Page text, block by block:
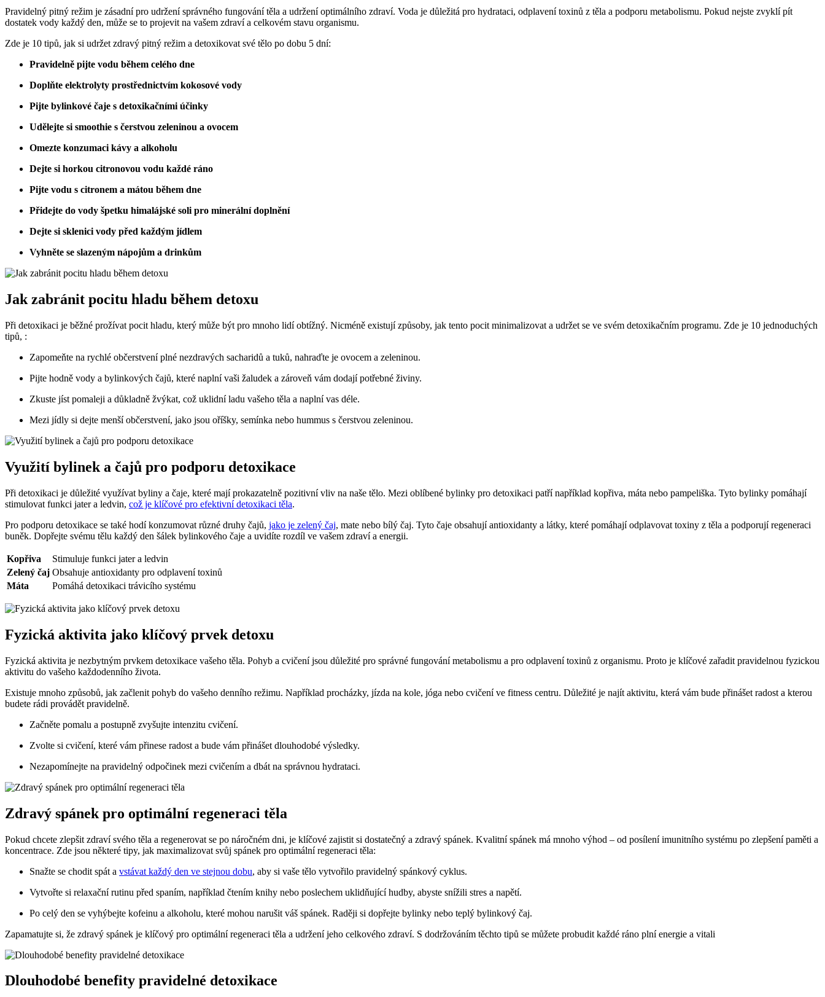
Pravidelný pitný režim je zásadní pro udržení správného fungování těla a udržení optimálního zdraví. Voda je důležitá pro hydrataci, odplavení toxinů z těla a podporu metabolismu. Pokud nejste zvyklí pít
dostatek vody každý den, může se to projevit na vašem zdraví a celkovém stavu organismu.
Zde je 10 tipů, jak si udržet zdravý pitný režim a detoxikovat své tělo po dobu 5 dní:
Pravidelně pijte vodu během celého dne
Doplňte elektrolyty prostřednictvím kokosové vody
Pijte bylinkové čaje s detoxikačními účinky
Udělejte si smoothie s čerstvou zeleninou a ovocem
Omezte konzumaci kávy a alkoholu
Dejte si horkou citronovou vodu každé ráno
Pijte vodu s citronem a mátou během dne
Přidejte do vody špetku himalájské soli pro minerální doplnění
Dejte si sklenici vody před každým jídlem
Vyhněte se slazeným nápojům a drinkům
Jak zabránit pocitu hladu během detoxu
Při detoxikaci je běžné prožívat pocit hladu, který může být pro mnoho lidí obtížný. Nicméně existují způsoby, jak tento pocit minimalizovat a udržet se ve svém detoxikačním programu. Zde je 10 jednoduchých
tipů, :
Zapomeňte na rychlé občerstvení plné nezdravých sacharidů a tuků, nahraďte je ovocem a zeleninou.
Pijte hodně vody a bylinkových čajů, které naplní vaši žaludek a zároveň vám dodají potřebné živiny.
Zkuste jíst pomaleji a důkladně žvýkat, což uklidní ladu vašeho těla a naplní vas déle.
Mezi jídly si dejte menší občerstvení, jako jsou oříšky, semínka nebo hummus s čerstvou zeleninou.
Využití bylinek a čajů pro podporu detoxikace
Při detoxikaci je důležité využívat byliny a čaje, které mají prokazatelně pozitivní vliv na naše tělo. Mezi oblíbené bylinky pro detoxikaci patří například kopřiva, máta nebo pampeliška. Tyto bylinky pomáhají
stimulovat funkci jater a ledvin, což je klíčové pro efektivní detoxikaci těla.
Pro podporu detoxikace se také hodí konzumovat různé druhy čajů, jako je zelený čaj, mate nebo bílý čaj. Tyto čaje obsahují antioxidanty a látky, které pomáhají odplavovat toxiny z těla a podporují regeneraci
buněk. Dopřejte svému tělu každý den šálek bylinkového čaje a uvidíte rozdíl ve vašem zdraví a energii.
Kopřiva
Stimuluje funkci jater a ledvin
Zelený čaj Obsahuje antioxidanty pro odplavení toxinů
Máta
Pomáhá detoxikaci trávicího systému
Fyzická aktivita jako klíčový prvek detoxu
Fyzická aktivita je nezbytným prvkem detoxikace vašeho těla. Pohyb a cvičení jsou důležité pro správné fungování metabolismu a pro odplavení toxinů z organismu. Proto je klíčové zařadit pravidelnou fyzickou
aktivitu do vašeho každodenního života.
Existuje mnoho způsobů, jak začlenit pohyb do vašeho denního režimu. Například procházky, jízda na kole, jóga nebo cvičení ve fitness centru. Důležité je najít aktivitu, která vám bude přinášet radost a kterou
budete rádi provádět pravidelně.
Začněte pomalu a postupně zvyšujte intenzitu cvičení.
Zvolte si cvičení, které vám přinese radost a bude vám přinášet dlouhodobé výsledky.
Nezapomínejte na pravidelný odpočinek mezi cvičením a dbát na správnou hydrataci.
Zdravý spánek pro optimální regeneraci těla
Pokud chcete zlepšit zdraví svého těla a regenerovat se po náročném dni, je klíčové zajistit si dostatečný a zdravý spánek. Kvalitní spánek má mnoho výhod – od posílení imunitního systému po zlepšení paměti a
koncentrace. Zde jsou některé tipy, jak maximalizovat svůj spánek pro optimální regeneraci těla:
Snažte se chodit spát a vstávat každý den ve stejnou dobu, aby si vaše tělo vytvořilo pravidelný spánkový cyklus.
Vytvořte si relaxační rutinu před spaním, například čtením knihy nebo poslechem uklidňující hudby, abyste snížili stres a napětí.
Po celý den se vyhýbejte kofeinu a alkoholu, které mohou narušit váš spánek. Raději si dopřejte bylinky nebo teplý bylinkový čaj.
Zapamatujte si, že zdravý spánek je klíčový pro optimální regeneraci těla a udržení jeho celkového zdraví. S dodržováním těchto tipů se můžete probudit každé ráno plní energie a vitali
Dlouhodobé benefity pravidelné detoxikace